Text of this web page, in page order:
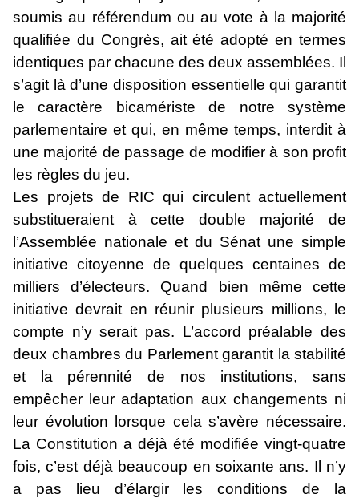
soumis au référendum ou au vote à la majorité
qualifiée du Congrès, ait été adopté en termes
identiques par chacune des deux assemblées. Il
s’agit là d’une disposition essentielle qui garantit
le caractère bicamériste de notre système
parlementaire et qui, en même temps, interdit à
une majorité de passage de modifier à son profit
les règles du jeu.
Les projets de RIC qui circulent actuellement
substitueraient à cette double majorité de
l’Assemblée nationale et du Sénat une simple
initiative citoyenne de quelques centaines de
milliers d’électeurs. Quand bien même cette
initiative devrait en réunir plusieurs millions, le
compte n’y serait pas. L’accord préalable des
deux chambres du Parlement garantit la stabilité
et la pérennité de nos institutions, sans
empêcher leur adaptation aux changements ni
leur évolution lorsque cela s’avère nécessaire.
La Constitution a déjà été modifiée vingt-quatre
fois, c’est déjà beaucoup en soixante ans. Il n’y
a pas lieu d’élargir les conditions de la